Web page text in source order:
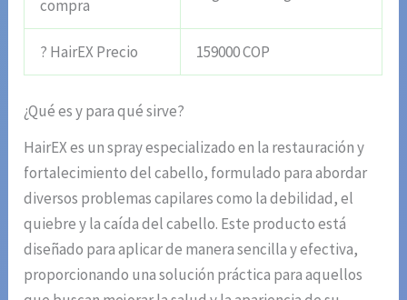
compra
? HairEX Precio 159000 COP
¿Qué es y para qué sirve?
HairEX es un spray especializado en la restauración y
fortalecimiento del cabello, formulado para abordar
diversos problemas capilares como la debilidad, el
quiebre y la caída del cabello. Este producto está
diseñado para aplicar de manera sencilla y efectiva,
proporcionando una solución práctica para aquellos